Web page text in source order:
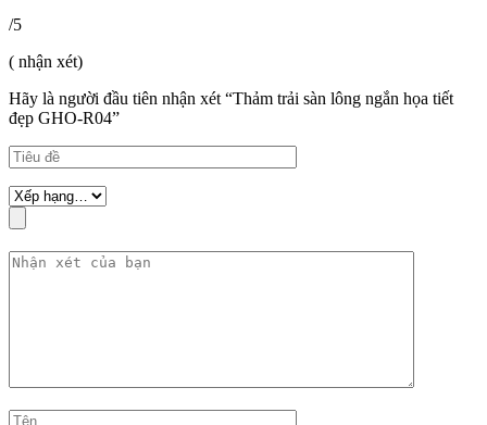
/5
( nhận xét)
Hãy là người đầu tiên nhận xét “Thảm trải sàn lông ngắn họa tiết
đẹp GHO-R04”